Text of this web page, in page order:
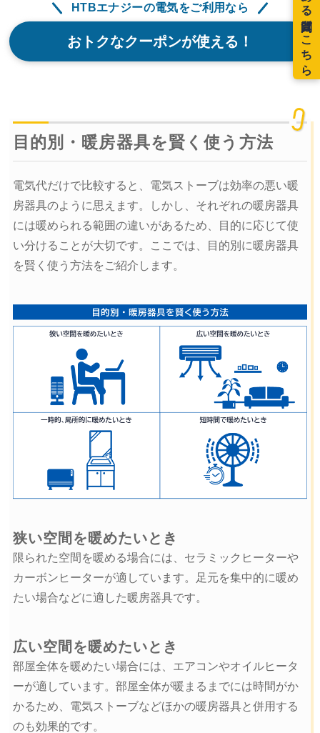
HTBエナジーの電気をご利用なら
おトクなクーポンが使える！
目的別・暖房器具を賢く使う方法
電気代だけで比較すると、電気ストーブは効率の悪い暖
房器具のように思えます。しかし、それぞれの暖房器具
には暖められる範囲の違いがあるため、目的に応じて使
い分けることが大切です。ここでは、目的別に暖房器具
を賢く使う方法をご紹介します。
狭い空間を暖めたいとき
限られた空間を暖める場合には、セラミックヒーターや
カーボンヒーターが適しています。足元を集中的に暖め
たい場合などに適した暖房器具です。
広い空間を暖めたいとき
部屋全体を暖めたい場合には、エアコンやオイルヒータ
ーが適しています。部屋全体が暖まるまでには時間がか
かるため、電気ストーブなどほかの暖房器具と併用する
のも効果的です。